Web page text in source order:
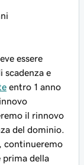
essere
scadenza e
entro 1 anno
il rinnovo
del dominio.
continueremo
prima della